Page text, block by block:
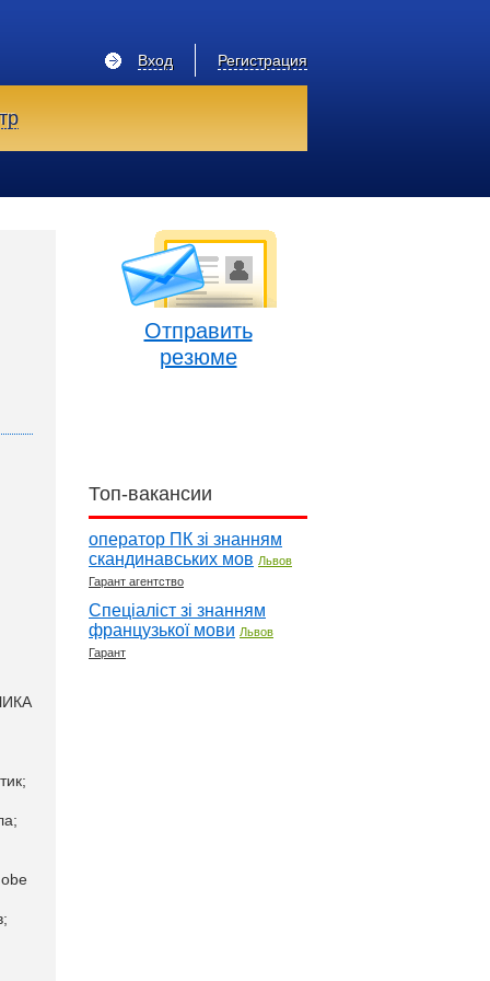
Регистрация
Вход
Отправить
резюме
Топ-вакансии
оператор ПК зі знанням
скандинавських мов Львов
Гарант агентство
Спеціаліст зі знанням
французької мови Львов
Гарант